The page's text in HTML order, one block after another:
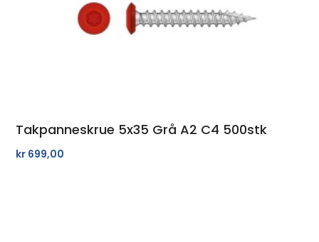
Takpanneskrue 5x35 Grå A2 C4 500stk
kr 699,00